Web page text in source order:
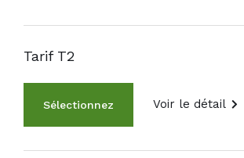
Tarif T2
Voir le détail